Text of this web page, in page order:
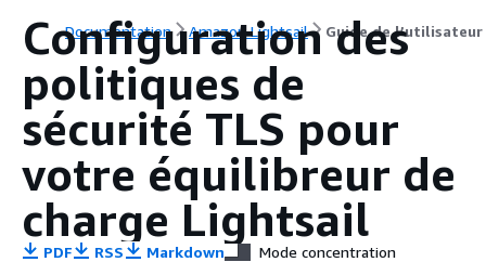
Documentation Amazon Lightsail Guide de l’utilisateur
Configuration des
politiques de
sécurité TLS pour
votre équilibreur de
charge Lightsail
PDF RSS Markdown Mode concentration